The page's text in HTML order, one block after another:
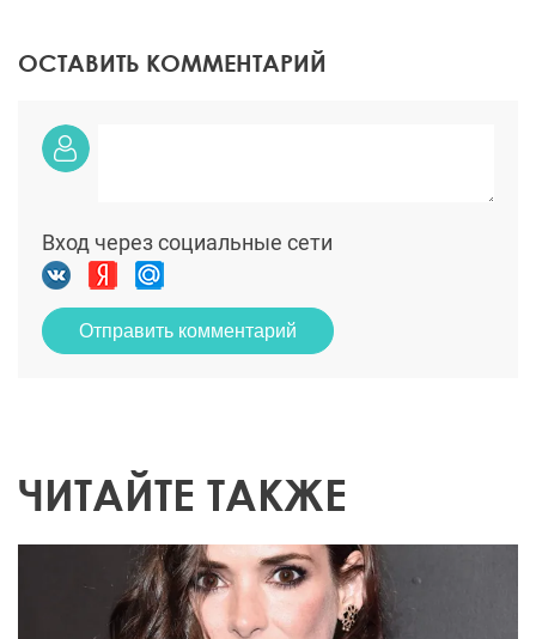
ОСТАВИТЬ КОММЕНТАРИЙ
Вход через социальные сети
Отправить комментарий
ЧИТАЙТЕ ТАКЖЕ